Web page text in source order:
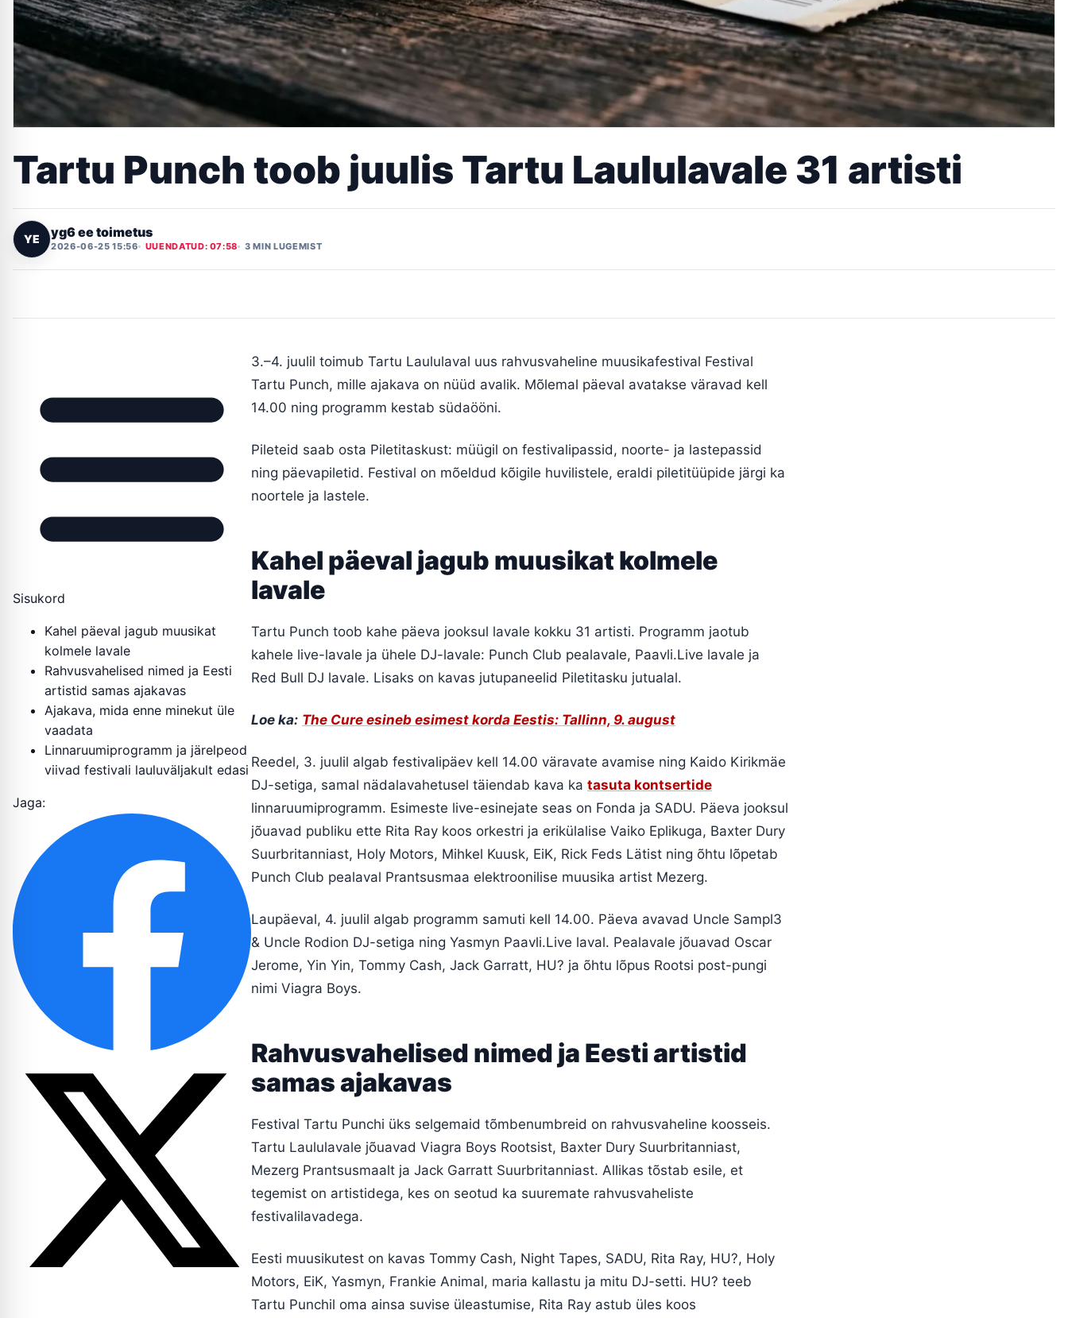
Tartu Punch toob juulis Tartu Laululavale 31 artisti
YE yg6 ee toimetus
2026-06-25 15:56 UUENDATUD: 07:58 3 MIN LUGEMIST
Sisukord
Kahel päeval jagub muusikat
kolmele lavale
Rahvusvahelised nimed ja Eesti
artistid samas ajakavas
Ajakava, mida enne minekut üle
vaadata
Linnaruumiprogramm ja järelpeod
viivad festivali lauluväljakult edasi
Jaga:
3.–4. juulil toimub Tartu Laululaval uus rahvusvaheline muusikafestival Festival
Tartu Punch, mille ajakava on nüüd avalik. Mõlemal päeval avatakse väravad kell
14.00 ning programm kestab südaööni.
Pileteid saab osta Piletitaskust: müügil on festivalipassid, noorte- ja lastepassid
ning päevapiletid. Festival on mõeldud kõigile huvilistele, eraldi piletitüüpide järgi ka
noortele ja lastele.
Kahel päeval jagub muusikat kolmele
lavale
Tartu Punch toob kahe päeva jooksul lavale kokku 31 artisti. Programm jaotub
kahele live-lavale ja ühele DJ-lavale: Punch Club pealavale, Paavli.Live lavale ja
Red Bull DJ lavale. Lisaks on kavas jutupaneelid Piletitasku jutualal.
Loe ka: The Cure esineb esimest korda Eestis: Tallinn, 9. august
Reedel, 3. juulil algab festivalipäev kell 14.00 väravate avamise ning Kaido Kirikmäe
DJ-setiga, samal nädalavahetusel täiendab kava ka tasuta kontsertide
linnaruumiprogramm. Esimeste live-esinejate seas on Fonda ja SADU. Päeva jooksul
jõuavad publiku ette Rita Ray koos orkestri ja erikülalise Vaiko Eplikuga, Baxter Dury
Suurbritanniast, Holy Motors, Mihkel Kuusk, EiK, Rick Feds Lätist ning õhtu lõpetab
Punch Club pealaval Prantsusmaa elektroonilise muusika artist Mezerg.
Laupäeval, 4. juulil algab programm samuti kell 14.00. Päeva avavad Uncle Sampl3
& Uncle Rodion DJ-setiga ning Yasmyn Paavli.Live laval. Pealavale jõuavad Oscar
Jerome, Yin Yin, Tommy Cash, Jack Garratt, HU? ja õhtu lõpus Rootsi post-pungi
nimi Viagra Boys.
Rahvusvahelised nimed ja Eesti artistid
samas ajakavas
Festival Tartu Punchi üks selgemaid tõmbenumbreid on rahvusvaheline koosseis.
Tartu Laululavale jõuavad Viagra Boys Rootsist, Baxter Dury Suurbritanniast,
Mezerg Prantsusmaalt ja Jack Garratt Suurbritanniast. Allikas tõstab esile, et
tegemist on artistidega, kes on seotud ka suuremate rahvusvaheliste
festivalilavadega.
Eesti muusikutest on kavas Tommy Cash, Night Tapes, SADU, Rita Ray, HU?, Holy
Motors, EiK, Yasmyn, Frankie Animal, maria kallastu ja mitu DJ-setti. HU? teeb
Tartu Punchil oma ainsa suvise üleastumise, Rita Ray astub üles koos